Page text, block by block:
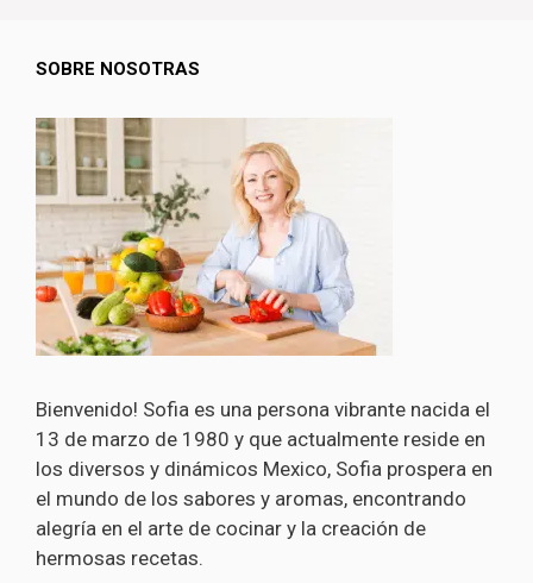
SOBRE NOSOTRAS
Bienvenido! Sofia es una persona vibrante nacida el
13 de marzo de 1980 y que actualmente reside en
los diversos y dinámicos Mexico, Sofia prospera en
el mundo de los sabores y aromas, encontrando
alegría en el arte de cocinar y la creación de
hermosas recetas.